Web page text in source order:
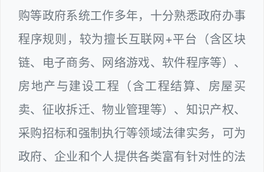
购等政府系统工作多年，十分熟悉政府办事
程序规则，较为擅长互联网+平台（含区块
链、电子商务、网络游戏、软件程序等）、
房地产与建设工程（含工程结算、房屋买
卖、征收拆迁、物业管理等）、知识产权、
采购招标和强制执行等领域法律实务，可为
政府、企业和个人提供各类富有针对性的法